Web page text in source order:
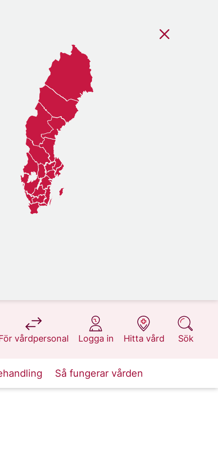
vårdpersonal
på 1177.se
Logga in
på 1177.se
Hitta vård
på 1177.se
Sök
på 1177.se
Så fungerar vården